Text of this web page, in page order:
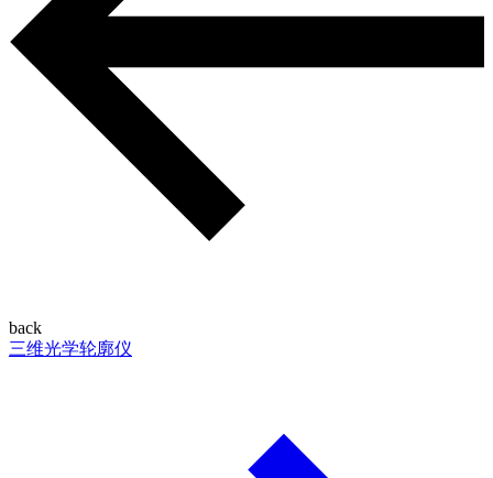
back
三维光学轮廓仪